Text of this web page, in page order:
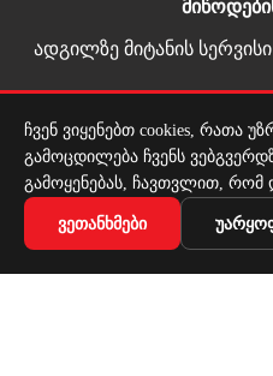
ადგილზე მიტანის
Copyright 2026 | All Rights
მარტივი გადახდა
სარკე ფეხსაცმლისთვის
ჩვენ ვიყენებთ cookies, რათა
გამოცდილება ჩვენს
გამოყენებას, ჩავთვლით, რომ
ᲕᲔᲗᲐᲜᲮᲛᲔᲑᲘ